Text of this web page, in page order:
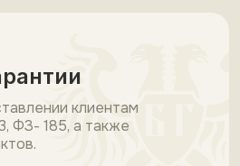
клиентам
ФЗ- 185, а также